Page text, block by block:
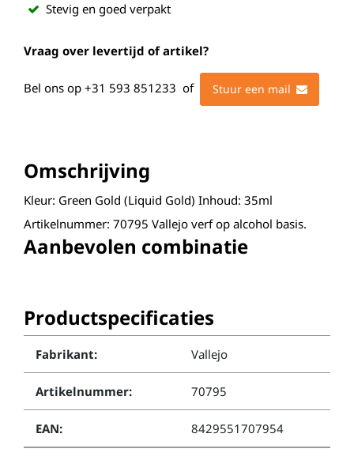
Stevig en goed verpakt
Vraag over levertijd of artikel?
Bel ons op +31 593 851233 of Stuur een mail
Omschrijving
Kleur: Green Gold (Liquid Gold) Inhoud: 35ml
Artikelnummer: 70795 Vallejo verf op alcohol basis.
Aanbevolen combinatie
Productspecificaties
Fabrikant: Vallejo
Artikelnummer: 70795
EAN: 8429551707954